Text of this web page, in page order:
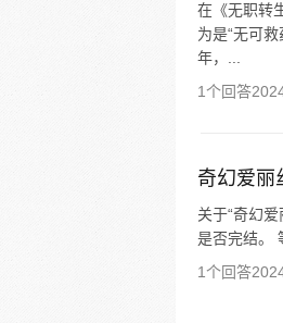
在《无职转
为是“无可
年，...
1个回答
奇幻爱丽
关于“奇幻
是否完结。
1个回答